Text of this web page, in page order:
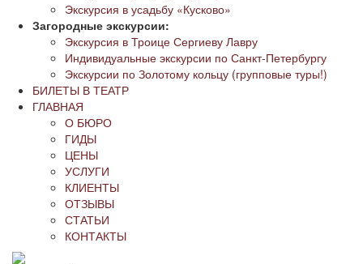
Экскурсия в усадьбу «Кусково»
Загородные экскурсии:
Экскурсия в Троице Сергиеву Лавру
Индивидуальные экскурсии по Санкт-Петербургу
Экскурсии по Золотому кольцу (групповые туры!)
БИЛЕТЫ В ТЕАТР
ГЛАВНАЯ
О БЮРО
ГИДЫ
ЦЕНЫ
УСЛУГИ
КЛИЕНТЫ
ОТЗЫВЫ
СТАТЬИ
КОНТАКТЫ